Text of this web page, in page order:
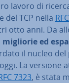
lavoro di
del TCP nella
otto anni. Da
migliorie ed
il nucleo
La versione
7323, è stata